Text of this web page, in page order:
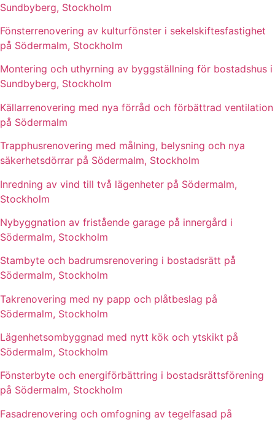
Sundbyberg, Stockholm
Fönsterrenovering av kulturfönster i sekelskiftesfastighet
på Södermalm, Stockholm
Montering och uthyrning av byggställning för bostadshus i
Sundbyberg, Stockholm
Källarrenovering med nya förråd och förbättrad ventilation
på Södermalm
Trapphusrenovering med målning, belysning och nya
säkerhetsdörrar på Södermalm, Stockholm
Inredning av vind till två lägenheter på Södermalm,
Stockholm
Nybyggnation av fristående garage på innergård i
Södermalm, Stockholm
Stambyte och badrumsrenovering i bostadsrätt på
Södermalm, Stockholm
Takrenovering med ny papp och plåtbeslag på
Södermalm, Stockholm
Lägenhetsombyggnad med nytt kök och ytskikt på
Södermalm, Stockholm
Fönsterbyte och energiförbättring i bostadsrättsförening
på Södermalm, Stockholm
Fasadrenovering och omfogning av tegelfasad på